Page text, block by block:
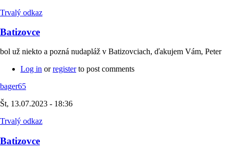
Trvalý odkaz
Batizovce
bol už niekto a pozná nudapláž v Batizovciach, ďakujem Vám, Peter
Log in orregisterto post comments
bager65
Št, 13.07.2023 - 18:36
Trvalý odkaz
Batizovce